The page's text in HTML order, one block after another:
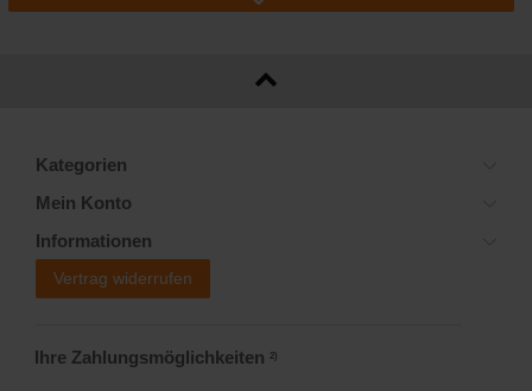
Kategorien
Mein Konto
Informationen
Vertrag widerrufen
Ihre Zahlungsmöglichkeiten 2)